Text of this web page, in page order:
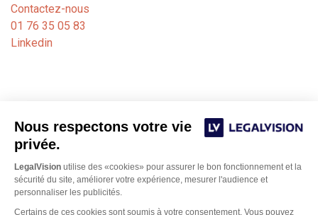
Nous respectons votre vie
privée.
LegalVision utilise des «cookies» pour assurer le bon fonctionnement et la
sécurité du site, améliorer votre expérience, mesurer l'audience et
personnaliser les publicités.
Certains de ces cookies sont soumis à votre consentement. Vous pouvez
Contactez-nous
01 76 35 05 83
Linkedin